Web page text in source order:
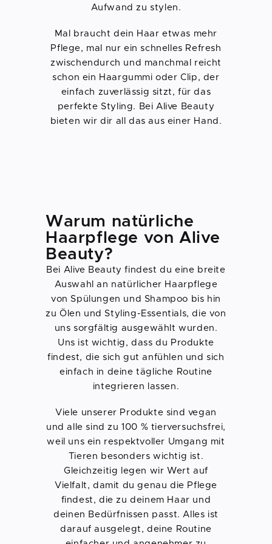
Aufwand zu stylen.
Mal braucht dein Haar etwas mehr
Pflege, mal nur ein schnelles Refresh
zwischendurch und manchmal reicht
schon ein Haargummi oder Clip, der
einfach zuverlässig sitzt, für das
perfekte Styling. Bei Alive Beauty
bieten wir dir all das aus einer Hand.
Warum natürliche
Haarpflege von Alive
Beauty?
Bei Alive Beauty findest du eine breite
Auswahl an natürlicher Haarpflege
von Spülungen und Shampoo bis hin
zu Ölen und Styling-Essentials, die von
uns sorgfältig ausgewählt wurden.
Uns ist wichtig, dass du Produkte
findest, die sich gut anfühlen und sich
einfach in deine tägliche Routine
integrieren lassen.
Viele unserer Produkte sind vegan
und alle sind zu 100 % tierversuchsfrei,
weil uns ein respektvoller Umgang mit
Tieren besonders wichtig ist.
Gleichzeitig legen wir Wert auf
Vielfalt, damit du genau die Pflege
findest, die zu deinem Haar und
deinen Bedürfnissen passt. Alles ist
darauf ausgelegt, deine Routine